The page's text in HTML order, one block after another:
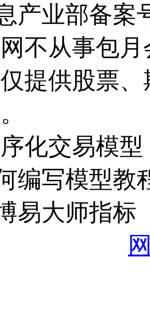
产业部备案
不从事包
提供股票
化交易模
编写模型教
易大师指标